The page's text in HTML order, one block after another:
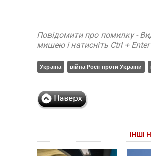
Повідомити про помилку -
мишею і натисніть Ctrl + Enter
Україна війна Росії проти України
ІНШІ